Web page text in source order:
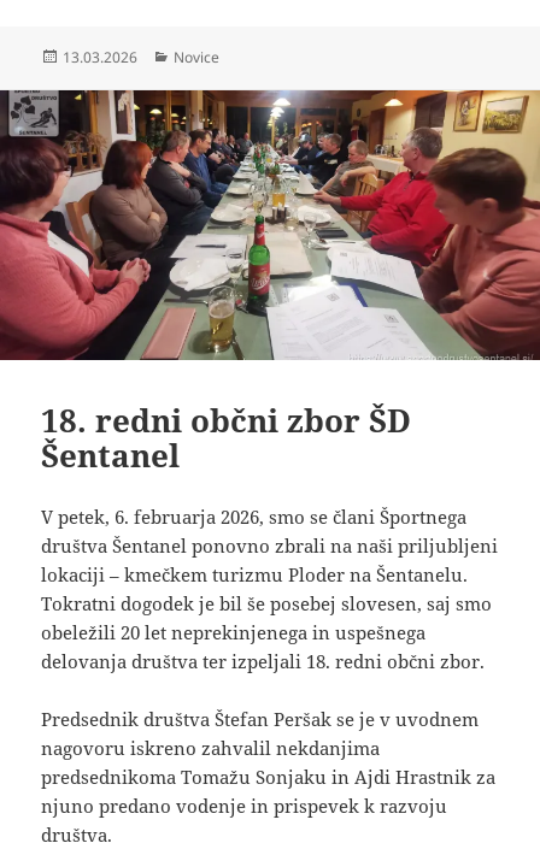
Objavljeno
13.03.2026 Kategorije
Novice
18. redni občni zbor ŠD
Šentanel
V petek, 6. februarja 2026, smo se člani Športnega
društva Šentanel ponovno zbrali na naši priljubljeni
lokaciji – kmečkem turizmu Ploder na Šentanelu.
Tokratni dogodek je bil še posebej slovesen, saj smo
obeležili 20 let neprekinjenega in uspešnega
delovanja društva ter izpeljali 18. redni občni zbor.
Predsednik društva Štefan Peršak se je v uvodnem
nagovoru iskreno zahvalil nekdanjima
predsednikoma Tomažu Sonjaku in Ajdi Hrastnik za
njuno predano vodenje in prispevek k razvoju
društva.